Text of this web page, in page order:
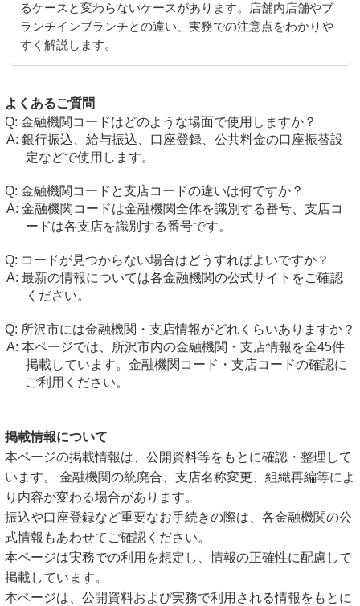
るケースと変わらないケースがあります。店舗内店舗やブ
ランチインブランチとの違い、実務での注意点をわかりや
すく解説します。
よくあるご質問
金融機関コードはどのような場面で使用しますか？
銀行振込、給与振込、口座登録、公共料金の口座振替設
定などで使用します。
金融機関コードと支店コードの違いは何ですか？
金融機関コードは金融機関全体を識別する番号、支店コ
ードは各支店を識別する番号です。
コードが見つからない場合はどうすればよいですか？
最新の情報については各金融機関の公式サイトをご確認
ください。
所沢市には金融機関・支店情報がどれくらいありますか？
本ページでは、所沢市内の金融機関・支店情報を全45件
掲載しています。金融機関コード・支店コードの確認に
ご利用ください。
掲載情報について
本ページの掲載情報は、公開資料等をもとに確認・整理して
います。 金融機関の統廃合、支店名称変更、組織再編等によ
り内容が変わる場合があります。
振込や口座登録など重要なお手続きの際は、各金融機関の公
式情報もあわせてご確認ください。
本ページは実務での利用を想定し、情報の正確性に配慮して
掲載しています。
本ページは、公開資料および実務で利用される情報をもとに